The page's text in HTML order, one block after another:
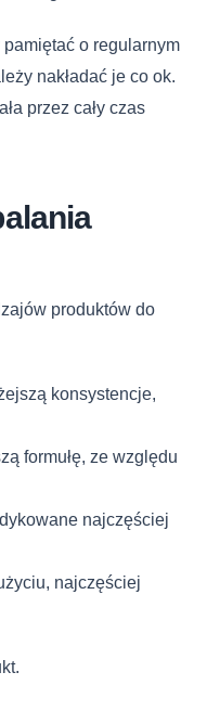
o regularnym
nakładać je co ok.
przez cały czas
produktów do
konsystencje,
formułę, ze względu
najczęściej
najczęściej